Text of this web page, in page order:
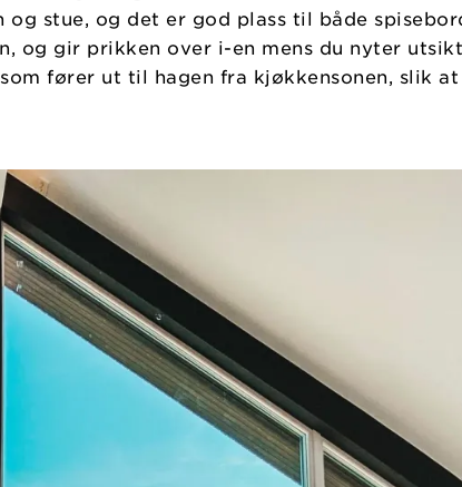
stue, og det er god plass til både
og gir prikken over i-en mens du nyter
fører ut til hagen fra kjøkkensonen, slik at